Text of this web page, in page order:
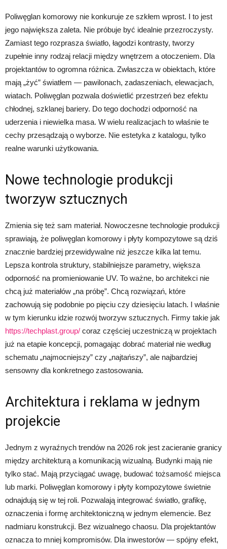
Poliwęglan komorowy nie konkuruje ze szkłem wprost. I to jest
jego największa zaleta. Nie próbuje być idealnie przezroczysty.
Zamiast tego rozprasza światło, łagodzi kontrasty, tworzy
zupełnie inny rodzaj relacji między wnętrzem a otoczeniem. Dla
projektantów to ogromna różnica. Zwłaszcza w obiektach, które
mają „żyć” światłem — pawilonach, zadaszeniach, elewacjach,
wiatach. Poliwęglan pozwala doświetlić przestrzeń bez efektu
chłodnej, szklanej bariery. Do tego dochodzi odporność na
uderzenia i niewielka masa. W wielu realizacjach to właśnie te
cechy przesądzają o wyborze. Nie estetyka z katalogu, tylko
realne warunki użytkowania.
Nowe technologie produkcji
tworzyw sztucznych
Zmienia się też sam materiał. Nowoczesne technologie produkcji
sprawiają, że poliwęglan komorowy i płyty kompozytowe są dziś
znacznie bardziej przewidywalne niż jeszcze kilka lat temu.
Lepsza kontrola struktury, stabilniejsze parametry, większa
odporność na promieniowanie UV. To ważne, bo architekci nie
chcą już materiałów „na próbę”. Chcą rozwiązań, które
zachowują się podobnie po pięciu czy dziesięciu latach. I właśnie
w tym kierunku idzie rozwój tworzyw sztucznych. Firmy takie jak
https://techplast.group/ coraz częściej uczestniczą w projektach
już na etapie koncepcji, pomagając dobrać materiał nie według
schematu „najmocniejszy” czy „najtańszy”, ale najbardziej
sensowny dla konkretnego zastosowania.
Architektura i reklama w jednym
projekcie
Jednym z wyraźnych trendów na 2026 rok jest zacieranie granicy
między architekturą a komunikacją wizualną. Budynki mają nie
tylko stać. Mają przyciągać uwagę, budować tożsamość miejsca
lub marki. Poliwęglan komorowy i płyty kompozytowe świetnie
odnajdują się w tej roli. Pozwalają integrować światło, grafikę,
oznaczenia i formę architektoniczną w jednym elemencie. Bez
nadmiaru konstrukcji. Bez wizualnego chaosu. Dla projektantów
oznacza to mniej kompromisów. Dla inwestorów — spójny efekt,